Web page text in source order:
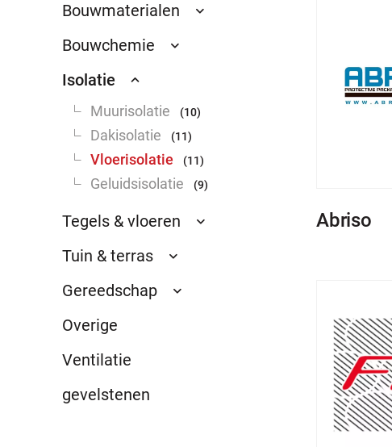
Bouwmaterialen
Bouwchemie
Isolatie
Muurisolatie (10)
Dakisolatie (11)
Vloerisolatie (11)
Geluidsisolatie (9)
Tegels & vloeren
Tuin & terras
Gereedschap
Overige
Ventilatie
gevelstenen
Abriso